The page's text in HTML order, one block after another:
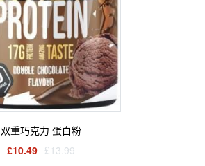
双重巧克力 蛋白粉
£10.49 £13.99